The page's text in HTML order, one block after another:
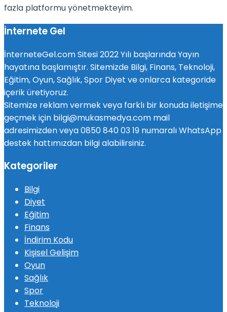
fazla platformu yönetmekteyim.
İnternete Gel
İnterneteGel.com Sitesi 2022 Yılı başlarında Yayın
hayatına başlamıştır. Sitemizde Bilgi, Finans, Teknoloji,
Eğitim, Oyun, Sağlık, Spor Diyet ve onlarca kategoride
içerik üretiyoruz.
Sitemize reklam vermek veya farklı bir konuda iletişime
geçmek için bilgi@mukasmedya.com mail
adresimizden veya 0850 840 03 19 numaralı WhatsApp
destek hattımızdan bilgi alabilirsiniz.
Kategoriler
Bilgi
Diyet
Eğitim
Finans
İndirim Kodu
Kişisel Gelişim
Oyun
Sağlık
Spor
Teknoloji